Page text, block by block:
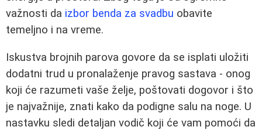
važnosti da izbor benda za svadbu obavite
temeljno i na vreme.
Iskustva brojnih parova govore da se isplati uložiti
dodatni trud u pronalaženje pravog sastava - onog
koji će razumeti vaše želje, poštovati dogovor i što
je najvažnije, znati kako da podigne salu na noge. U
nastavku sledi detaljan vodič koji će vam pomoći da